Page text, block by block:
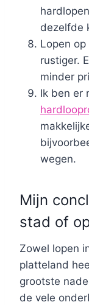
dezelfde
Lopen
rustiger.
minder
Ik ben er
wegen.
Mijn
stad of
Zowel lopen
platteland
grootste
de vele